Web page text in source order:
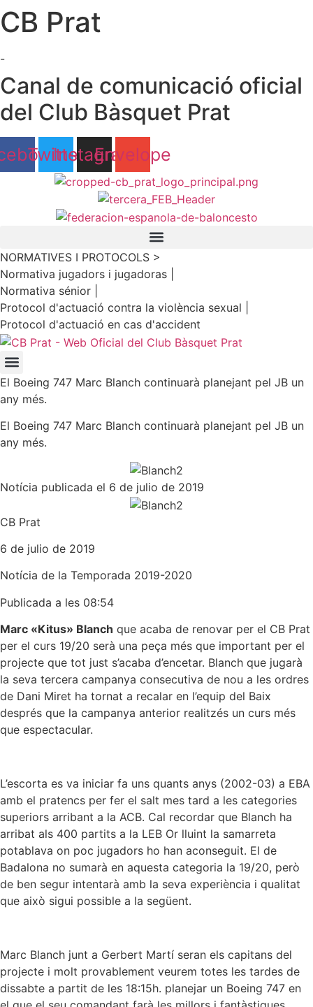
Ir
al
CB Prat
-
Canal de comunicació oficial
del Club Bàsquet Prat
Twitter
Instagram
Envelope
NORMATIVES I PROTOCOLS >
Normativa jugadors i jugadoras |
Normativa sénior |
Protocol d'actuació contra la violència sexual |
Protocol d'actuació en cas d'accident
El Boeing 747 Marc Blanch continuarà planejant pel JB un
any més.
El Boeing 747 Marc Blanch continuarà planejant pel JB un
any més.
Notícia publicada el 6 de julio de 2019
CB Prat
6 de julio de 2019
Notícia de la Temporada 2019-2020
Publicada a les 08:54
Marc «Kitus» Blanch que acaba de renovar per el CB Prat
per el curs 19/20 serà una peça més que important per el
projecte que tot just s’acaba d’encetar. Blanch que jugarà
la seva tercera campanya consecutiva de nou a les ordres
de Dani Miret ha tornat a recalar en l’equip del Baix
després que la campanya anterior realitzés un curs més
que espectacular.
L’escorta es va iniciar fa uns quants anys (2002-03) a EBA
amb el pratencs per fer el salt mes tard a les categories
superiors arribant a la ACB. Cal recordar que Blanch ha
arribat als 400 partits a la LEB Or lluint la samarreta
potablava on poc jugadors ho han aconseguit. El de
Badalona no sumarà en aquesta categoria la 19/20, però
de ben segur intentarà amb la seva experiència i qualitat
que això sigui possible a la següent.
Marc Blanch junt a Gerbert Martí seran els capitans del
projecte i molt provablement veurem totes les tardes de
dissabte a partit de les 18:15h. planejar un Boeing 747 en